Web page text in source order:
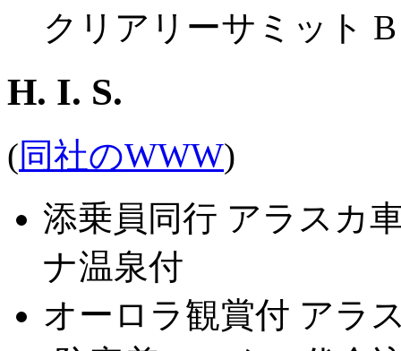
クリアリーサミット
H. I. S.
(同社のWWW)
添乗員同行 アラスカ
ナ温泉付
オーロラ観賞付 アラ